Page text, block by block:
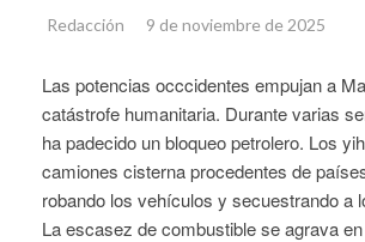
Redacción 9 de noviembre de 2025
Las potencias occcidentes empujan a
catástrofe humanitaria. Durante varias
ha padecido un bloqueo petrolero. Los
camiones cisterna procedentes de
robando los vehículos y secuestrando a
La escasez de combustible se agrava